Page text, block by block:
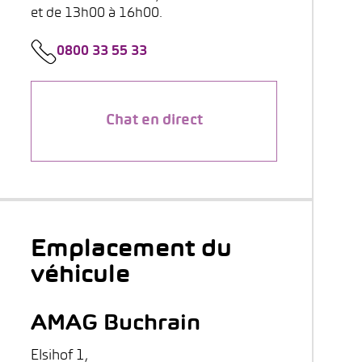
et de 13h00 à 16h00.
0800 33 55 33
Chat en direct
Emplacement du
véhicule
AMAG Buchrain
Elsihof 1,